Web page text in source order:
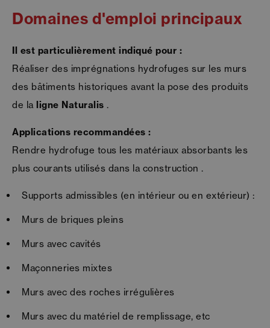
Domaines d'emploi principaux
Il est particulièrement indiqué pour :
Réaliser des imprégnations hydrofuges sur les murs
des bâtiments historiques avant la pose des produits
de laligne Naturalis .
Applications recommandées :
Rendre hydrofuge tous les matériaux absorbants les
plus courants utilisés dans la construction .
Supports admissibles (en intérieur ou en extérieur) :
Murs de briques pleins
Murs avec cavités
Maçonneries mixtes
Murs avec des roches irrégulières
Murs avec du matériel de remplissage, etc